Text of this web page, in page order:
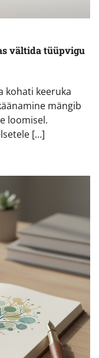
vältida tüüpvigu
kohati keeruka
mängib
loomisel.
[…]